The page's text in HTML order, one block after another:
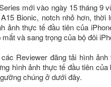
mới vào ngày 15 tháng 9
Bionic, notch nhỏ hơn,
ảnh thực tế đầu tiên của
và sang trọng của bộ đôi
Reviewer đăng tải hình
hình ảnh thực tế đầu tiên
chúng ở dưới đây.